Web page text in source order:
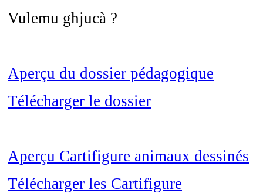
Vulemu ghjucà ?
Aperçu du dossier pédagogique
Télécharger le dossier
Aperçu Cartifigure animaux dessinés
Télécharger les Cartifigure